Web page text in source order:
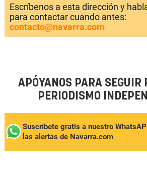
Escríbenos a esta dirección y
para contactar cuando antes:
contacto@navarra.com
APÓYANOS PARA SEGUIR
PERIODISMO
Suscríbete gratis a nuestro
las alertas de Navarra.com